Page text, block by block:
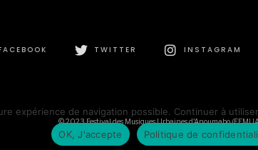
TWITTER INSTAGRAM
© 2023 Festival des Musiques Urbaines d'Anoumabo
expérience de navigation possible. Continuer à
OK, J'accepte
Politique de